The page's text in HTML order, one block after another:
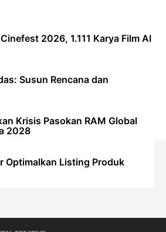
2026, 1.111 Karya Film AI
Susun Rencana dan
Krisis Pasokan RAM Global
2028
Optimalkan Listing Produk